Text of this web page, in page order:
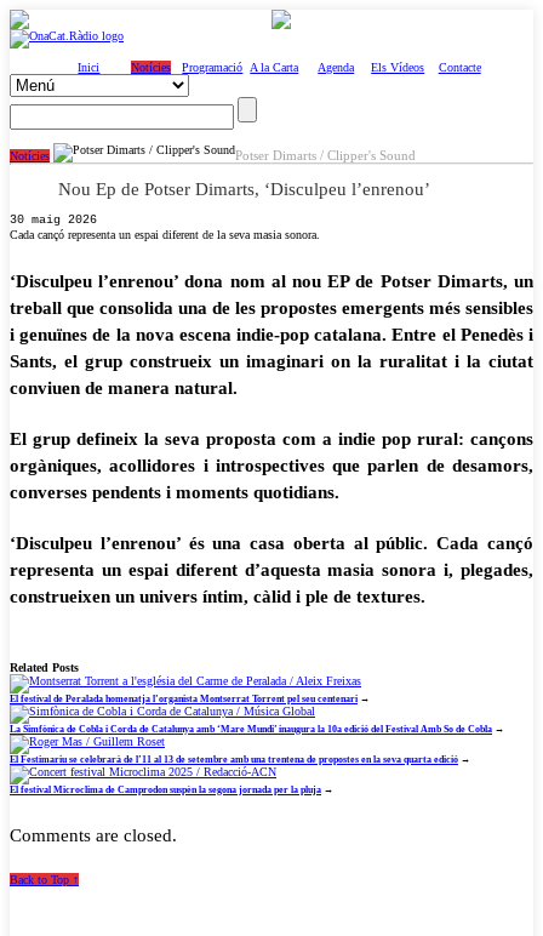
Inici Notícies Programació A la Carta Agenda Els Vídeos Contacte
Notícies Potser Dimarts / Clipper's Sound
Nou Ep de Potser Dimarts, ‘Disculpeu l’enrenou’
30 maig 2026
Cada cançó representa un espai diferent de la seva masia sonora.
‘Disculpeu l’enrenou’ dona nom al nou EP de Potser Dimarts, un
treball que consolida una de les propostes emergents més sensibles
i genuïnes de la nova escena indie-pop catalana. Entre el Penedès i
Sants, el grup construeix un imaginari on la ruralitat i la ciutat
conviuen de manera natural.
El grup defineix la seva proposta com a indie pop rural: cançons
orgàniques, acollidores i introspectives que parlen de desamors,
converses pendents i moments quotidians.
‘Disculpeu l’enrenou’ és una casa oberta al públic. Cada cançó
representa un espai diferent d’aquesta masia sonora i, plegades,
construeixen un univers íntim, càlid i ple de textures.
Related Posts
El festival de Peralada homenatja l’organista Montserrat Torrent pel seu centenari →
La Simfònica de Cobla i Corda de Catalunya amb ‘Mare Mundi’ inaugura la 10a edició del Festival Amb So de Cobla →
El Festimariu se celebrarà de l’11 al 13 de setembre amb una trentena de propostes en la seva quarta edició →
El festival Microclima de Camprodon suspèn la segona jornada per la pluja →
Comments are closed.
Back to Top ↑